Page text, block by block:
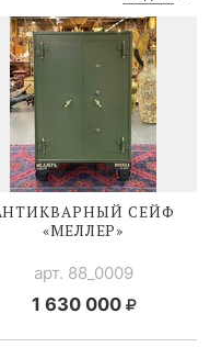
СЕЙФ
«МЕЛЛЕР»
арт. 88_0009
1 630 000